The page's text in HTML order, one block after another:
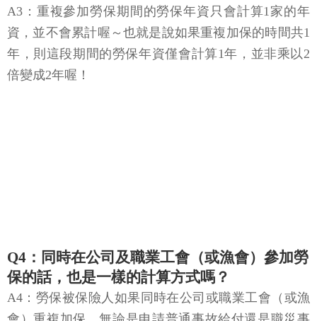
A3：重複參加勞保期間的勞保年資只會計算1家的年
資，並不會累計喔～也就是說如果重複加保的時間共1
年，則這段期間的勞保年資僅會計算1年，並非乘以2
倍變成2年喔！
Q4：同時在公司及職業工會（或漁會）參加勞
保的話，也是一樣的計算方式嗎？
A4：勞保被保險人如果同時在公司或職業工會（或漁